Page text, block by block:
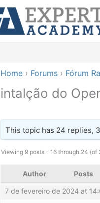
Home › Forums › Fórum
intalção do
This topic has 24 replies,
Viewing 9 posts - 16 through 24 (of
Author Posts
7 de fevereiro de 2024 at